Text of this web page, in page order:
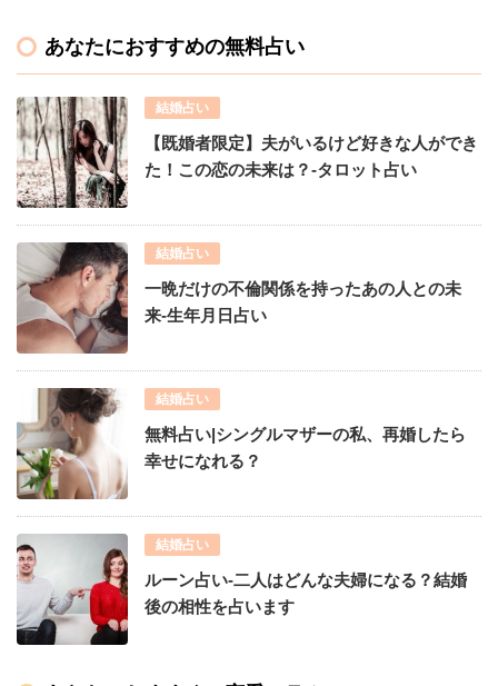
あなたにおすすめの無料占い
結婚占い
【既婚者限定】夫がいるけど好きな人ができ
た！この恋の未来は？-タロット占い
結婚占い
一晩だけの不倫関係を持ったあの人との未
来-生年月日占い
結婚占い
無料占い|シングルマザーの私、再婚したら
幸せになれる？
結婚占い
ルーン占い-二人はどんな夫婦になる？結婚
後の相性を占います